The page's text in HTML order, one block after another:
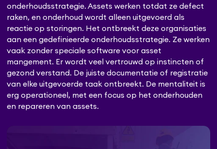
onderhoudsstrategie. Assets werken totdat ze defect
raken, en onderhoud wordt alleen uitgevoerd als
reactie op storingen. Het ontbreekt deze organisaties
aan een gedefinieerde onderhoudsstrategie. Ze werken
vaak zonder speciale software voor asset
mangement. Er wordt veel vertrouwd op instincten of
gezond verstand. De juiste documentatie of registratie
van elke uitgevoerde taak ontbreekt. De mentaliteit is
erg operationeel, met een focus op het onderhouden
en repareren van assets.